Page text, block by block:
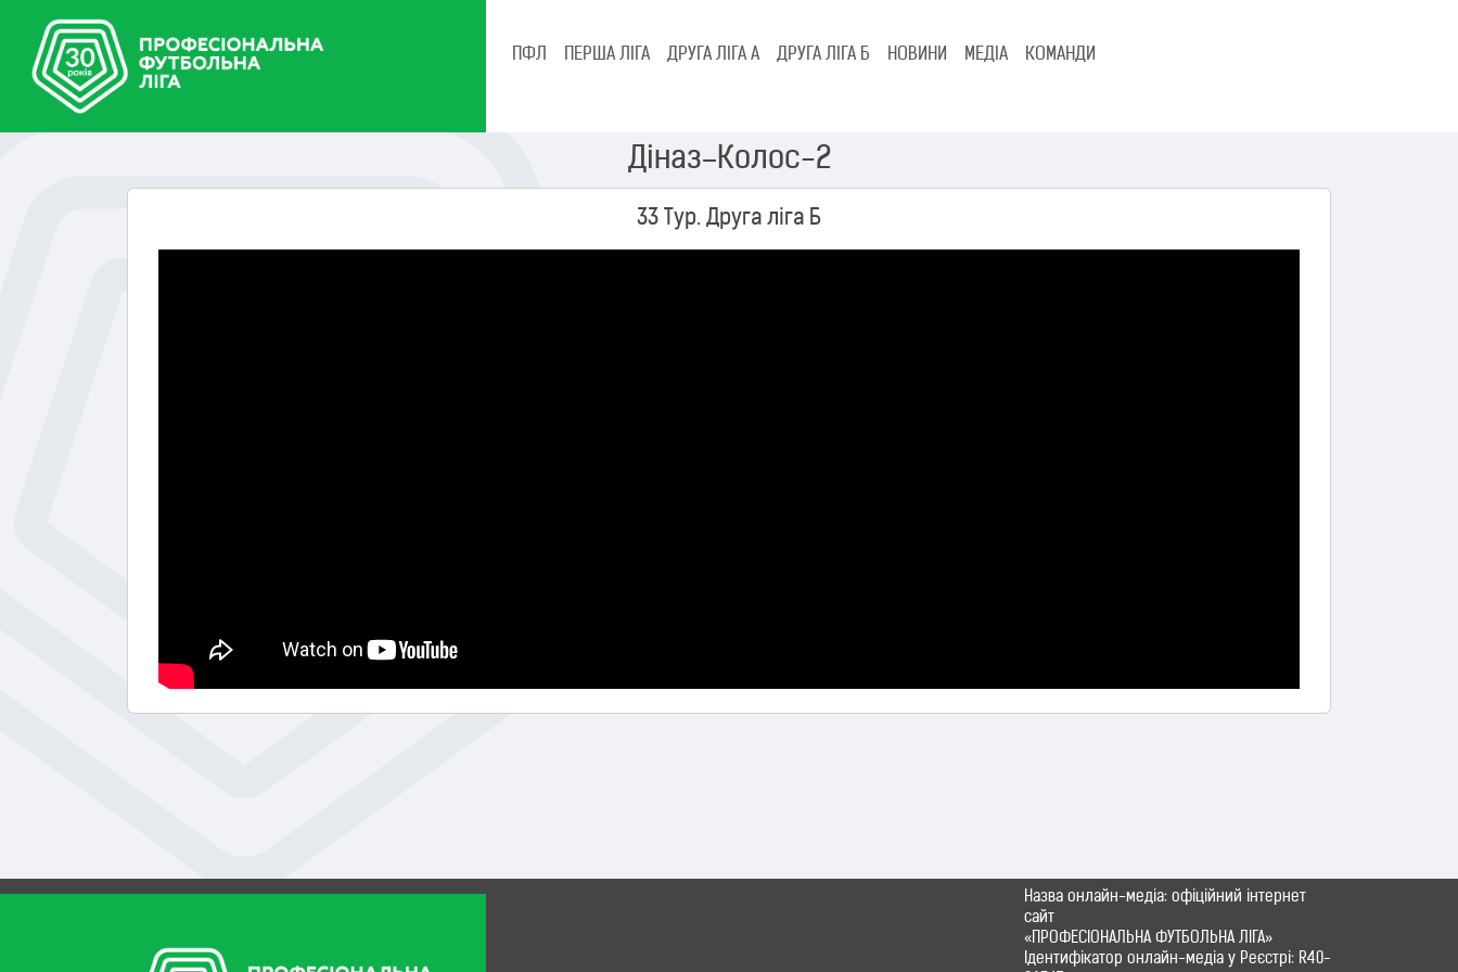
ПФЛ ПЕРША ЛІГА ДРУГА ЛІГА А ДРУГА ЛІГА Б НОВИНИ МЕДІА КОМАНДИ
Діназ–Колос-2
33 Тур. Друга ліга Б
Назва онлайн-медіа: офіційний інтернет
сайт
«ПРОФЕСІОНАЛЬНА ФУТБОЛЬНА ЛІГА»
Ідентифікатор онлайн-медіа у Реєстрі: R40-